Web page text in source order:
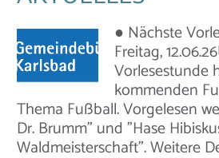
● Nächste
Freitag,
Vorlesestunde
kommenden
Thema Fußball. Vorgelesen
Dr. Brumm" und "Hase
Waldmeisterschaft". Weitere